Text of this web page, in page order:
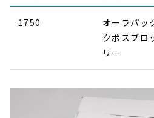
1750
オーラパッ
クポスブロ
リー